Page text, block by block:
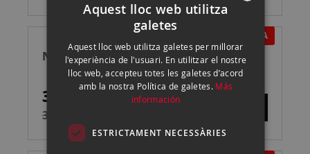
EN OFERTA
NIKON Z6 III + 24-70/4 S
3.099,00 €
3.829,00 €
ENGLISH
CATALAN
Aquest lloc web utilitza
galetes
Aquest lloc web utilitza galetes per millorar
l'experiència de l'usuari. En utilitzar el nostre
lloc web, accepteu totes les galetes d’acord
amb la nostra Política de galetes. Más
información
ESTRICTAMENT NECESSÀRIES